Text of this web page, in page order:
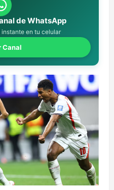
de WhatsApp
en tu celular
Canal